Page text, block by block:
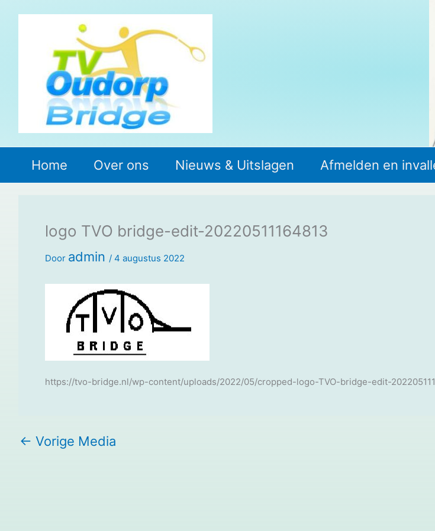
Home Over ons Nieuws & Uitslagen Afmelden en
logo TVO bridge-edit-20220511164813
Door admin / 4 augustus 2022
https://tvo-bridge.nl/wp-content/uploads/2022/05/cropped-logo-TVO-bridge-edit-
← Vorige Media